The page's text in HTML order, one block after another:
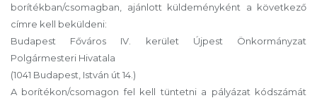
borítékban/csomagban, ajánlott küldeményként a következő
címre kell beküldeni:
Budapest Főváros IV. kerület Újpest Önkormányzat
Polgármesteri Hivatala
(1041 Budapest, István út 14.)
A borítékon/csomagon fel kell tüntetni a pályázat kódszámát